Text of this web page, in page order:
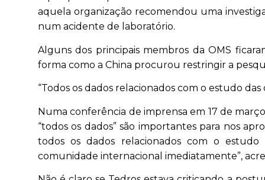
aquela organização recomendou uma
num acidente de laboratório.
Alguns dos principais membros da OMS
forma como a China procurou restringir a
“Todos os dados relacionados com o estudo
Numa conferência de imprensa em 17 de
“todos os dados” são importantes para nos
todos os dados relacionados com o
comunidade internacional imediatamente”,